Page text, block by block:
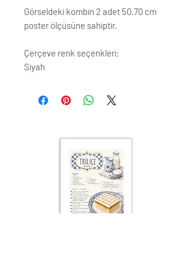
Görseldeki kombin 2 adet 50.70 cm
poster ölçüsüne sahiptir.
Çerçeve renk seçenkleri;
Siyah
Krem
Altın
Ahşap (Açık Renk)
ÇERÇEVE ; LAMİNE AHŞAP
ÖN KORUMA: POLYESTERİN PVC
Posterler profesyonel Raket
kağıdına basılmaktadır. Görseller